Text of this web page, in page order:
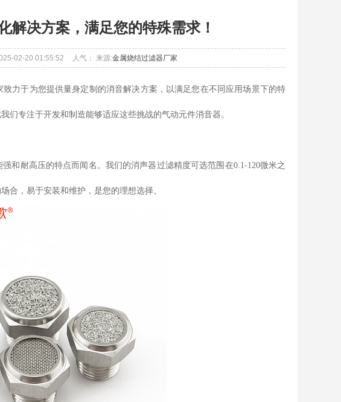
解决方案，满足您的特殊需求！
02-20 01:55:52 人气： 来源:金属烧结过滤器厂家
力于为您提供量身定制的消音解决方案，以满足您在不同应用场景下的特
们专注于开发和制造能够适应这些挑战的气动元件消音器。
和耐高压的特点而闻名。我们的消声器过滤精度可选范围在0.1-120微米之
合，易于安装和维护，是您的理想选择。